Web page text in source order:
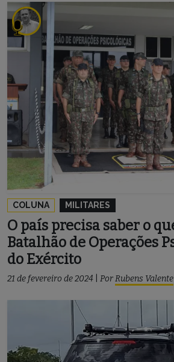
COLUNA MILITARES
O país precisa saber o
Batalhão de Operações
do Exército
21 de fevereiro de 2024 PorRubens Valente